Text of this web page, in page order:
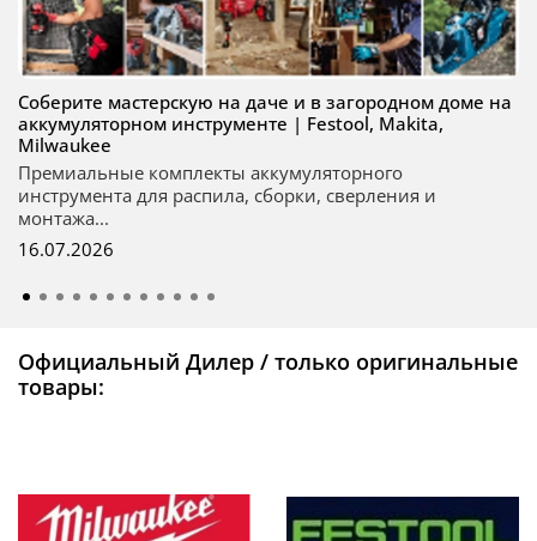
Соберите мастерскую на даче и в загородном доме на
аккумуляторном инструменте | Festool, Makita,
Milwaukee
Премиальные комплекты аккумуляторного
инструмента для распила, сборки, сверления и
монтажа...
16.07.2026
Официальный Дилер / только оригинальные
товары: